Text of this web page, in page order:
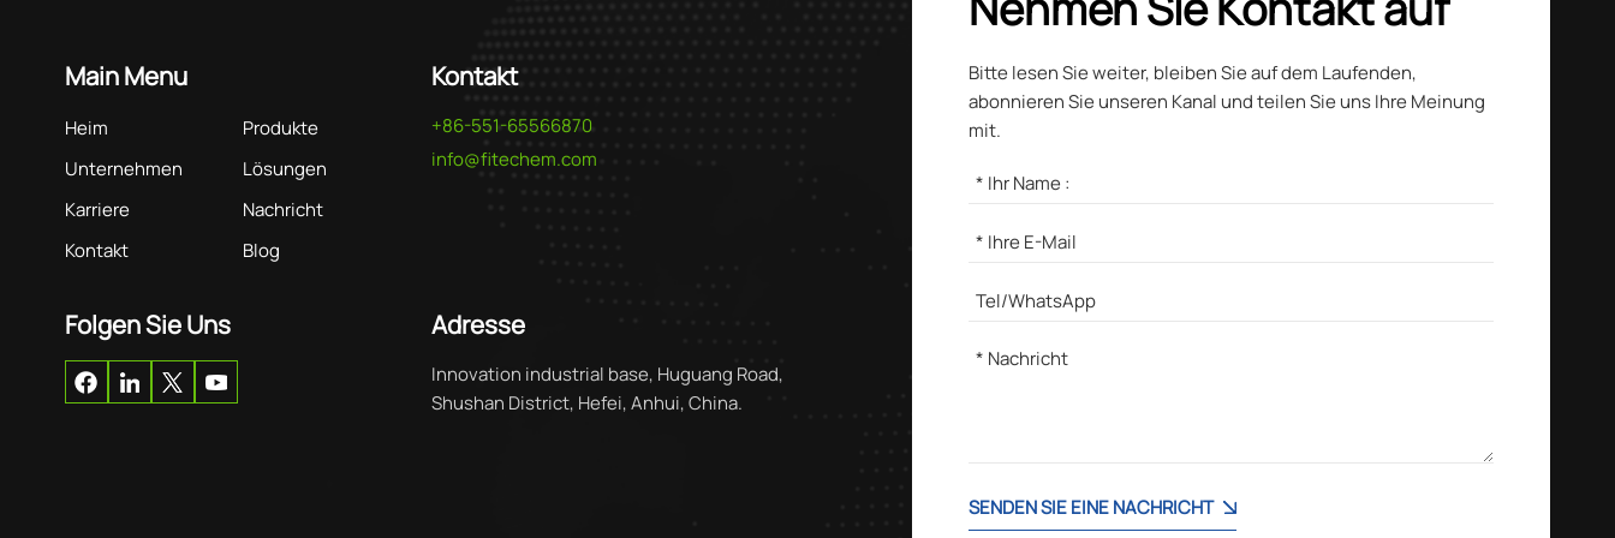
Main Menu
Heim
Produkte
Unternehmen
Lösungen
Karriere
Nachricht
Kontakt
Blog
Kontakt
+86-551-65566870
info@fitechem.com
Folgen Sie Uns Adresse
Innovation industrial base, Huguang Road,
Shushan District, Hefei, Anhui, China.
Bitte lesen Sie weiter, bleiben Sie auf dem Laufenden,
abonnieren Sie unseren Kanal und teilen Sie uns Ihre Meinung
mit.
SENDEN SIE EINE NACHRICHT